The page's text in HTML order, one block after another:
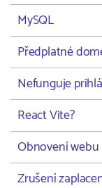
MySQL
Předplatné
Nefunguje
React Vite?
Obnovení webu
Zrušení